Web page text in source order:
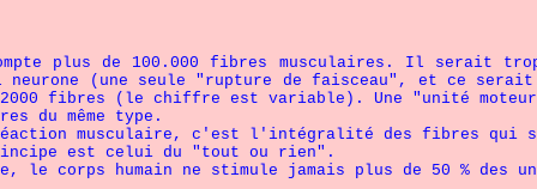
plus de 100.000 fibres musculaires. Il serait
neurone (une seule "rupture de faisceau", et ce
fibres (le chiffre est variable). Une "unité
du même type.
réaction musculaire, c'est l'intégralité des fibres qui
est celui du "tout ou rien".
corps humain ne stimule jamais plus de 50 % des